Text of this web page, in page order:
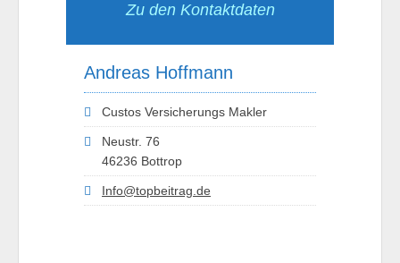
Zu den Kontaktdaten
Andreas Hoffmann
Custos Versicherungs Makler
Neustr. 76
46236 Bottrop
Info@topbeitrag.de